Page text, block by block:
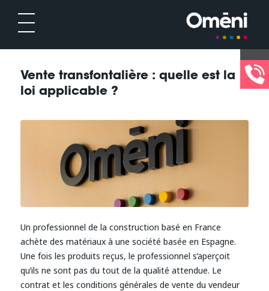
Vente transfontalière : quelle est la
loi applicable ?
Un professionnel de la construction basé en France
achète des matériaux à une société basée en Espagne.
Une fois les produits reçus, le professionnel s’aperçoit
qu’ils ne sont pas du tout de la qualité attendue. Le
contrat et les conditions générales de vente du vendeur